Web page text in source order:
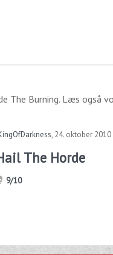
The Burning. Læs også
, 24. oktober 2010
The Horde
9/10